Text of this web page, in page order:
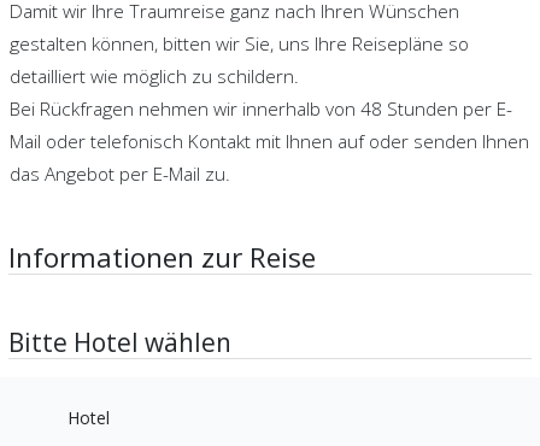
Damit wir Ihre Traumreise ganz nach Ihren Wünschen
gestalten können, bitten wir Sie, uns Ihre Reisepläne so
detailliert wie möglich zu schildern.
Bei Rückfragen nehmen wir innerhalb von 48 Stunden per E-
Mail oder telefonisch Kontakt mit Ihnen auf oder senden Ihnen
das Angebot per E-Mail zu.
Informationen zur Reise
Bitte Hotel wählen
Hotel